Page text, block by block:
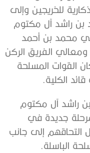
للخريجين وإلى
بن راشد آل مكتوم
محمد بن أحمد
ومعالي الفريق الركن
القوات المسلحة
الكلية.
راشد آل مكتوم
جديدة في
التحاقهم إلى جانب
الباسلة.